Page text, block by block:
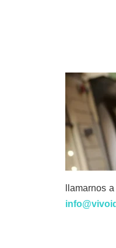
llamarnos